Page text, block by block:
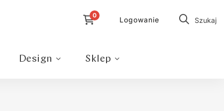
Logowanie Szukaj
Design Sklep